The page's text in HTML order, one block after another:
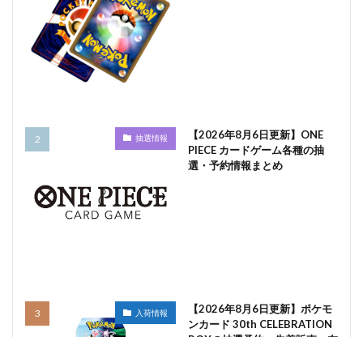
抽選情報
【2026年8月6日更新】ONE
PIECE カードゲーム各種の抽
選・予約情報まとめ
入荷情報
【2026年8月6日更新】ポケモ
ンカード 30th CELEBRATION